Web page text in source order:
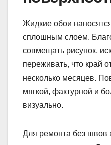
Жидкие обои
сплошным слоем.
совмещать рисунок,
переживать, что край
несколько месяцев.
мягкой, фактурной и
визуально.
Для ремонта без швов